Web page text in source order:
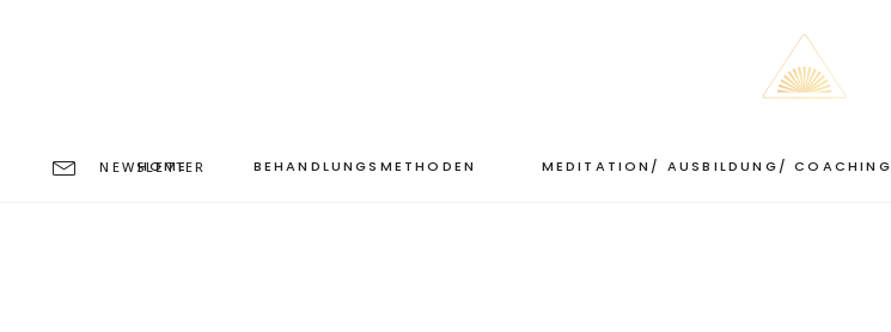
NEWSLETTER
HOME BEHANDLUNGSMETHODEN MEDITATION/ AUSBILDUNG/ COACHING